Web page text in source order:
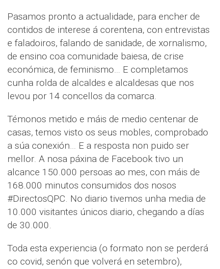
Pasamos pronto a actualidade, para encher de
contidos de interese á corentena, con entrevistas
e faladoiros, falando de sanidade, de xornalismo,
de ensino coa comunidade baiesa, de crise
económica, de feminismo… E completamos
cunha rolda de alcaldes e alcaldesas que nos
levou por 14 concellos da comarca.
Témonos metido e máis de medio centenar de
casas, temos visto os seus mobles, comprobado
a súa conexión… E a resposta non puido ser
mellor. A nosa páxina de Facebook tivo un
alcance 150.000 persoas ao mes, con máis de
168.000 minutos consumidos dos nosos
#DirectosQPC. No diario tivemos unha media de
10.000 visitantes únicos diario, chegando a días
de 30.000.
Toda esta experiencia (o formato non se perderá
co covid, senón que volverá en setembro),